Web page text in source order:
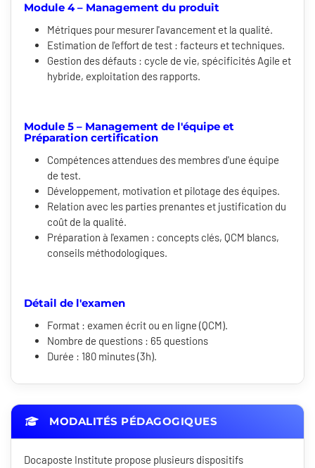
Module 4 – Management du produit
Métriques pour mesurer l'avancement et la qualité.
Estimation de l'effort de test : facteurs et techniques.
Gestion des défauts : cycle de vie, spécificités Agile et
hybride, exploitation des rapports.
Module 5 – Management de l'équipe et
Préparation certification
Compétences attendues des membres d'une équipe
de test.
Développement, motivation et pilotage des équipes.
Relation avec les parties prenantes et justification du
coût de la qualité.
Préparation à l'examen : concepts clés, QCM blancs,
conseils méthodologiques.
Détail de l'examen
Format : examen écrit ou en ligne (QCM).
Nombre de questions : 65 questions
Durée : 180 minutes (3h).
MODALITÉS PÉDAGOGIQUES
Docaposte Institute propose plusieurs dispositifs